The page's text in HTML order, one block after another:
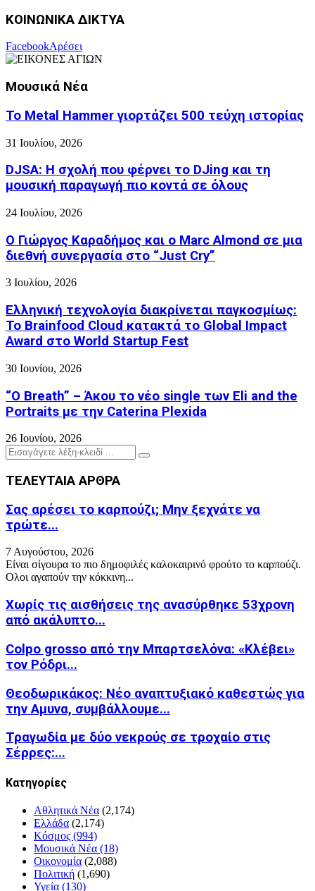
ΚΟΙΝΩΝΙΚΑ ΔΙΚΤΥΑ
FacebookΑρέσει
Μουσικά Νέα
Το Metal Hammer γιορτάζει 500 τεύχη ιστορίας
31 Ιουλίου, 2026
DJSA: Η σχολή που φέρνει το DJing και τη
μουσική παραγωγή πιο κοντά σε όλους
24 Ιουλίου, 2026
Ο Γιώργος Καραδήμος και ο Marc Almond σε μια
διεθνή συνεργασία στο “Just Cry”
3 Ιουλίου, 2026
Ελληνική τεχνολογία διακρίνεται παγκοσμίως:
Το Brainfood Cloud κατακτά το Global Impact
Award στο World Startup Fest
30 Ιουνίου, 2026
“O Breath” – Άκου το νέο single των Eli and the
Portraits με την Caterina Plexida
26 Ιουνίου, 2026
Search
for:
Search
ΤΕΛΕΥΤΑΙΑ ΑΡΘΡΑ
Σας αρέσει το καρπούζι; Μην ξεχνάτε να
τρώτε...
7 Αυγούστου, 2026
Eίναι σίγουρα το πιο δημοφιλές καλοκαιρινό φρούτο το καρπούζι.
Ολοι αγαπούν την κόκκινη...
Χωρίς τις αισθήσεις της ανασύρθηκε 53χρονη
από ακάλυπτο...
Colpo grosso από την Μπαρτσελόνα: «Κλέβει»
τον Ρόδρι...
Θεοδωρικάκος: Νέο αναπτυξιακό καθεστώς για
την Αμυνα, συμβάλλουμε...
Τραγωδία με δύο νεκρούς σε τροχαίο στις
Σέρρες:...
Kατηγορίες
Αθλητικά Νέα (2,174)
Ελλάδα (2,174)
Κόσμος (994)
Μουσικά Νέα (18)
Οικονομία (2,088)
Πολιτική (1,690)
Υγεία (130)